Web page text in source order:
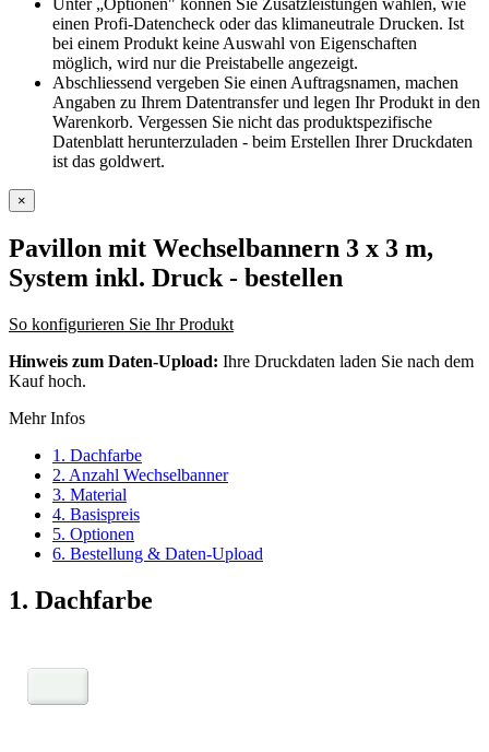
einen Profi-Datencheck oder das klimaneutrale Drucken. Ist
bei einem Produkt keine Auswahl von Eigenschaften
möglich, wird nur die Preistabelle angezeigt.
Abschliessend vergeben Sie einen Auftragsnamen, machen
Angaben zu Ihrem Datentransfer und legen Ihr Produkt in den
Warenkorb. Vergessen Sie nicht das produktspezifische
Datenblatt herunterzuladen - beim Erstellen Ihrer Druckdaten
ist das goldwert.
×
Pavillon mit Wechselbannern 3 x 3 m,
System inkl. Druck - bestellen
So konfigurieren Sie Ihr Produkt
Hinweis zum Daten-Upload: Ihre Druckdaten laden Sie nach dem
Kauf hoch.
Mehr Infos
1. Dachfarbe
2. Anzahl Wechselbanner
3. Material
4. Basispreis
5. Optionen
6. Bestellung & Daten-Upload
1. Dachfarbe